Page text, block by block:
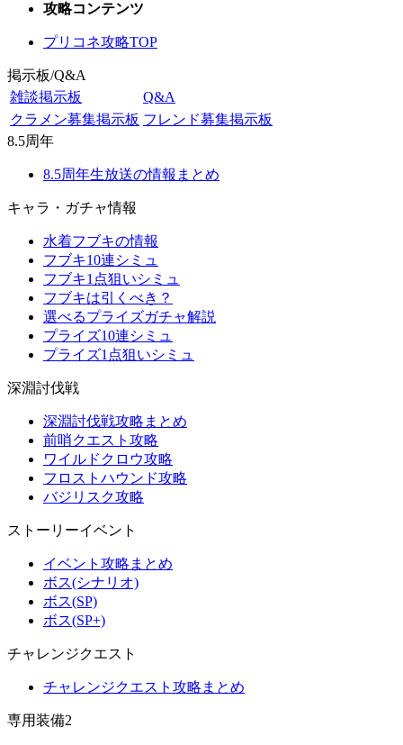
攻略コンテンツ
プリコネ攻略TOP
掲示板/Q&A
雑談掲示板
Q&A
クラメン募集掲示板 フレンド募集掲示板
8.5周年
8.5周年生放送の情報まとめ
キャラ・ガチャ情報
水着フブキの情報
フブキ10連シミュ
フブキ1点狙いシミュ
フブキは引くべき？
選べるプライズガチャ解説
プライズ10連シミュ
プライズ1点狙いシミュ
深淵討伐戦
深淵討伐戦攻略まとめ
前哨クエスト攻略
ワイルドクロウ攻略
フロストハウンド攻略
バジリスク攻略
ストーリーイベント
イベント攻略まとめ
ボス(シナリオ)
ボス(SP)
ボス(SP+)
チャレンジクエスト
チャレンジクエスト攻略まとめ
専用装備2